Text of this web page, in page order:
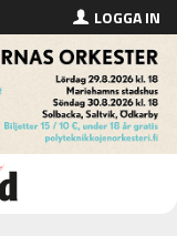
LOGGA IN